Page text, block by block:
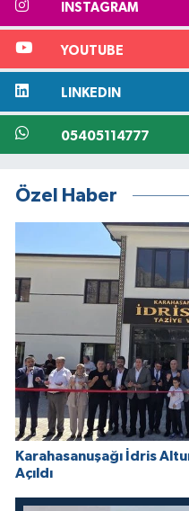
INSTAGRAM
YOUTUBE
LINKEDIN
05405114777
Özel Haber
Karahasanuşağı İdris
Açıldı